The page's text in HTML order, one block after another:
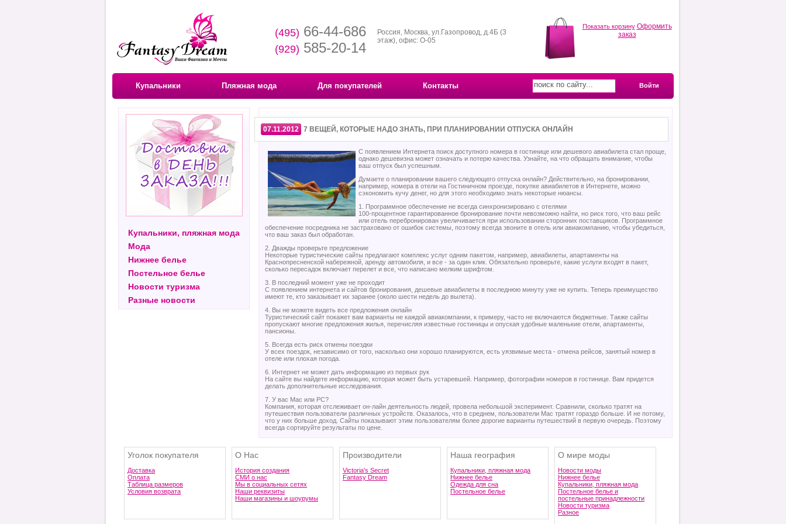
(495) 66-44-686
(929) 585-20-14
Россия, Москва, ул.Газопровод, д.4Б (3
этаж), офис: О-05
Показать корзину Оформить
заказ
Купальники Пляжная мода Для покупателей Контакты Войти
Купальники, пляжная мода
Мода
Нижнее белье
Постельное белье
Новости туризма
Разные новости
07.11.2012 7 ВЕЩЕЙ, КОТОРЫЕ НАДО ЗНАТЬ, ПРИ ПЛАНИРОВАНИИ ОТПУСКА ОНЛАЙН
С появлением Интернета поиск доступного номера в гостинице или дешевого авиабилета стал проще,
однако дешевизна может означать и потерю качества. Узнайте, на что обращать внимание, чтобы
ваш отпуск был успешным.
Думаете о планировании вашего следующего отпуска онлайн? Действительно, на бронировании,
например, номера в отели на Гостиничном проезде, покупке авиабилетов в Интернете, можно
сэкономить кучу денег, но для этого необходимо знать некоторые нюансы.
1. Программное обеспечение не всегда синхронизировано с отелями
100-процентное гарантированное бронирование почти невозможно найти, но риск того, что ваш рейс
или отель перебронирован увеличивается при использовании сторонних поставщиков. Программное
обеспечение посредника не застраховано от ошибок системы, поэтому всегда звоните в отель или авиакомпанию, чтобы убедиться,
что ваш заказ был обработан.
2. Дважды проверьте предложение
Некоторые туристические сайты предлагают комплекс услуг одним пакетом, например, авиабилеты, апартаменты на
Краснопресненской набережной, аренду автомобиля, и все - за один клик. Обязательно проверьте, какие услуги входят в пакет,
сколько пересадок включает перелет и все, что написано мелким шрифтом.
3. В последний момент уже не проходит
С появлением интернета и сайтов бронирования, дешевые авиабилеты в последнюю минуту уже не купить. Теперь преимущество
имеют те, кто заказывает их заранее (около шести недель до вылета).
4. Вы не можете видеть все предложения онлайн
Туристический сайт покажет вам варианты не каждой авиакомпании, к примеру, часто не включаются бюджетные. Также сайты
пропускают многие предложения жилья, перечисляя известные гостиницы и опуская удобные маленькие отели, апартаменты,
пансионы.
5. Всегда есть риск отмены поездки
У всех поездок, независимо от того, насколько они хорошо планируются, есть уязвимые места - отмена рейсов, занятый номер в
отеле или плохая погода.
6. Интернет не может дать информацию из первых рук
На сайте вы найдете информацию, которая может быть устаревшей. Например, фотографии номеров в гостинице. Вам придется
делать дополнительные исследования.
7. У вас Mac или PC?
Компания, которая отслеживает он-лайн деятельность людей, провела небольшой эксперимент. Сравнили, сколько тратят на
путешествия пользователи различных устройств. Оказалось, что в среднем, пользователи Mac тратят гораздо больше. И не потому,
что у них больше доход. Сайты показывают этим пользователям более дорогие варианты путешествий в первую очередь. Поэтому
всегда сортируйте результаты по цене.
Уголок покупателя
Доставка
Оплата
Таблица размеров
Условия возврата
О Нас
История создания
СМИ о нас
Мы в социальных сетях
Наши реквизиты
Наши магазины и шоурумы
Производители
Victoria's Secret
Fantasy Dream
Наша география
Купальники, пляжная мода
Нижнее белье
Одежда для сна
Постельное белье
О мире моды
Новости моды
Нижнее белье
Купальники, пляжная мода
Постельное белье и
постельные принадлежности
Новости туризма
Разное